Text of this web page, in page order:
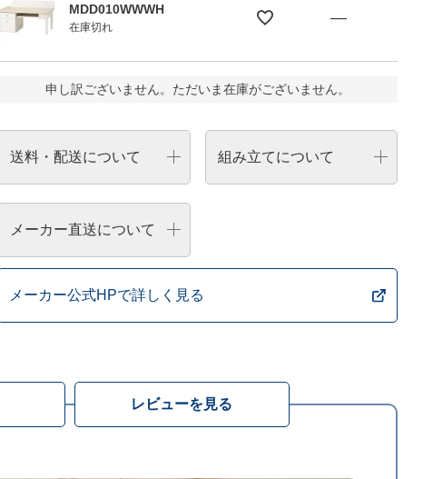
MDD010WWWH
在庫切れ
—
申し訳ございません。ただいま在庫がございません。
送料・配送について 組み立てについて
メーカー直送について
メーカー公式HPで詳しく見る
レビューを見る